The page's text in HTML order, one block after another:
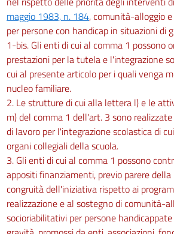
maggio 1983, n. 184, comunità-alloggio
per persone con handicap in situazioni di
1-bis. Gli enti di cui al comma 1 possono
prestazioni per la tutela e l'integrazione
cui al presente articolo per i quali venga
nucleo familiare.
2. Le strutture di cui alla lettera l) e le
m) del comma 1 dell'art. 3 sono
di lavoro per l'integrazione scolastica di
organi collegiali della scuola.
3. Gli enti di cui al comma 1 possono
appositi finanziamenti, previo parere
congruità dell'iniziativa rispetto ai
realizzazione e al sostegno di comunità-
socioriabilitativi per persone